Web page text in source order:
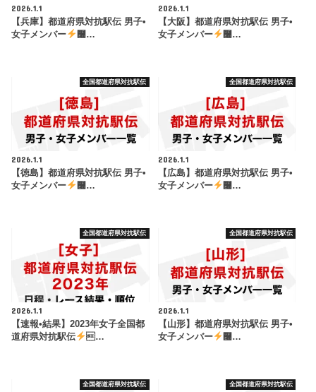
2026.1.1
【兵庫】都道府県対抗駅伝 男子•
女子メンバー
࿠…
2026.1.1
【大阪】都道府県対抗駅伝 男子•
女子メンバー
࿠…
全国都道府県対抗駅伝
2026.1.1
【徳島】都道府県対抗駅伝 男子•
女子メンバー
࿠…
全国都道府県対抗駅伝
2026.1.1
【広島】都道府県対抗駅伝 男子•
女子メンバー
࿠…
全国都道府県対抗駅伝
2026.1.1
【速報•結果】2023年女子全国都
道府県対抗駅伝
…
全国都道府県対抗駅伝
2026.1.1
【山形】都道府県対抗駅伝 男子•
女子メンバー
࿠…
全国都道府県対抗駅伝 全国都道府県対抗駅伝